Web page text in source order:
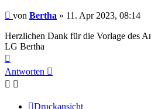
Beitrag
von Bertha » 11. Apr 2023, 08:14
Herzlichen Dank für die Vorlage des
LG Bertha
oben
Antworten
Druckansicht